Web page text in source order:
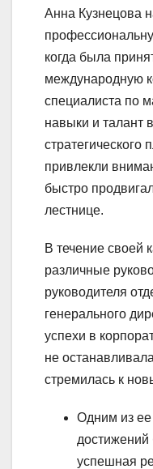
Анна Кузнецова
когда была
международную
специалиста по
навыки и талант
стратегического
привлекли
быстро
лестнице.
В течение своей
различные
руководителя
генерального
успехи в
не
стремилась к
Одним из
достижений
успешная